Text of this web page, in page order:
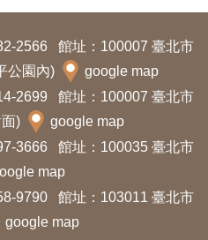
2566
館址：100007 臺北市
公園內)
google map
2699
館址：100007 臺北市
)
google map
3666
館址：100035 臺北市
map
9790
館址：103011 臺北市
google map